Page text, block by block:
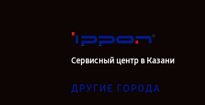
Сервисный центр в Казани
ДРУГИЕ ГОРОДА